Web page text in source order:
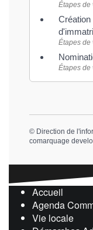
Étapes de
Création
Étapes de
Étapes de
© Direction de
comarquage
Accueil
Agenda
Vie locale